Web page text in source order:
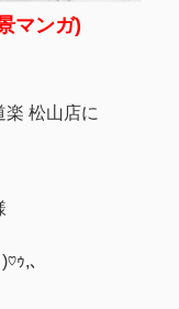
マンガ)
松山店に
ｩ,､